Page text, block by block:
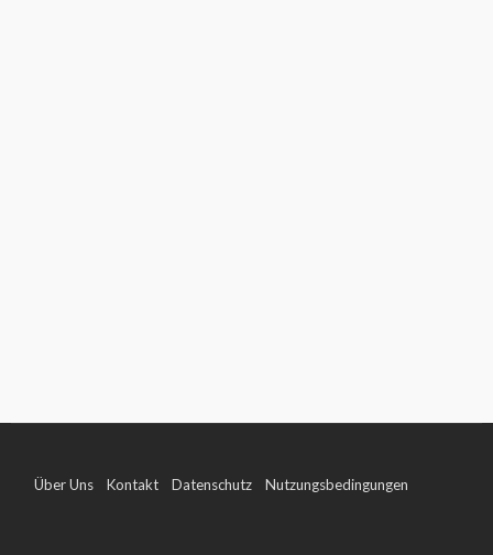
Über Uns Kontakt Datenschutz Nutzungsbedingungen